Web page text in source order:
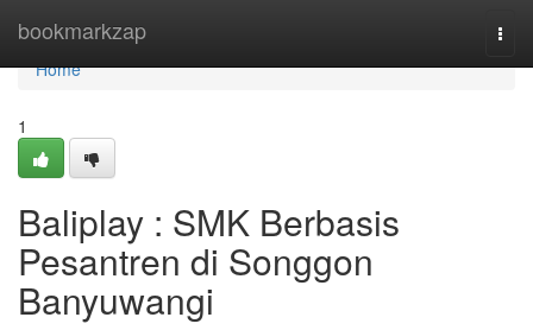
bookmarkzap
Home
Home
1
Baliplay : SMK Berbasis
Pesantren di Songgon
Banyuwangi